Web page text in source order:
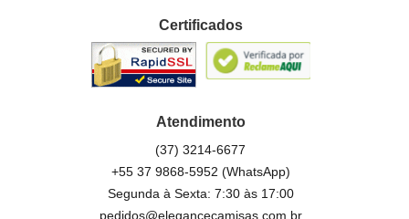
Certificados
Atendimento
(37) 3214-6677
+55 37 9868-5952 (WhatsApp)
Segunda à Sexta: 7:30 às 17:00
pedidos@elegancecamisas.com.br